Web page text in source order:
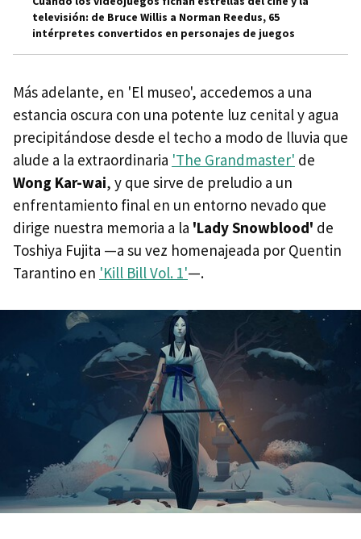
televisión: de Bruce Willis a Norman Reedus, 65
intérpretes convertidos en personajes de juegos
Más adelante, en 'El museo', accedemos a una
estancia oscura con una potente luz cenital y agua
precipitándose desde el techo a modo de lluvia que
alude a la extraordinaria 'The Grandmaster' de
Wong Kar-wai, y que sirve de preludio a un
enfrentamiento final en un entorno nevado que
dirige nuestra memoria a la 'Lady Snowblood' de
Toshiya Fujita —a su vez homenajeada por Quentin
Tarantino en 'Kill Bill Vol. 1'—.